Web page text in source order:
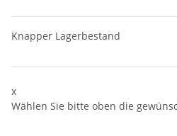
Knapper Lagerbestand
x
Wählen Sie bitte oben die